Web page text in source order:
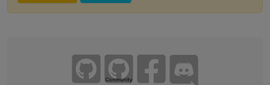
Community